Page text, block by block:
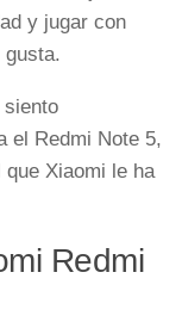
y jugar con
gusta.
siento
el Redmi Note 5,
Xiaomi le ha
Redmi